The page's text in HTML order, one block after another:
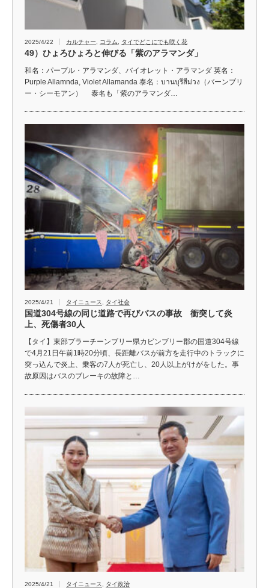
2025/4/22 カルチャー コラム タイでどこにでも咲く花
49）ひょろひょろと伸びる「紫のアラマンダ」
和名：パープル・アラマンダ、バイオレット・アラマンダ 英名：
Purple Allamnda, Violet Allamanda 泰名：บานบุรีสีม่วง（バーンブリ
ー・シーモアン） 泰名も「紫のアラマンダ…
2025/4/21 タイニュース タイ社会
国道304号線の同じ道路で再びバスの事故 衝突して炎
上、死傷者30人
【タイ】東部プラーチーンブリー県カビンブリー郡の国道304号線
で4月21日午前1時20分頃、長距離バスが前方を走行中のトラックに
突っ込んで炎上、乗客の7人が死亡し、20人以上がけがをした。事
故原因はバスのブレーキの故障と…
2025/4/21 タイニュース タイ政治